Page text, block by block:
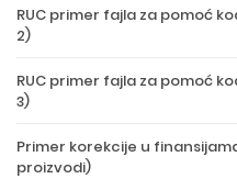
RUC primer fajla za pomoć
2)
RUC primer fajla za pomoć
3)
Primer korekcije u
proizvodi)